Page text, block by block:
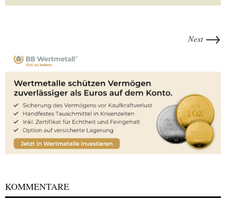
Next →
KOMMENTARE